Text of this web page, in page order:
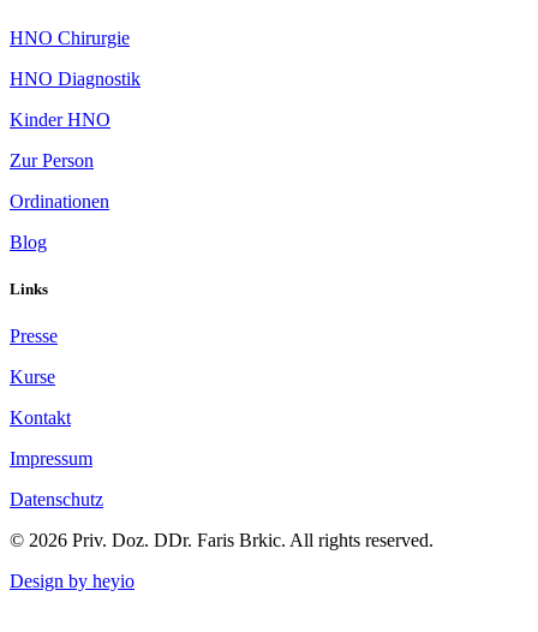
HNO Chirurgie
HNO Diagnostik
Kinder HNO
Zur Person
Ordinationen
Blog
Links
Presse
Kurse
Kontakt
Impressum
Datenschutz
© 2026 Priv. Doz. DDr. Faris Brkic. All rights reserved.
Design by heyio